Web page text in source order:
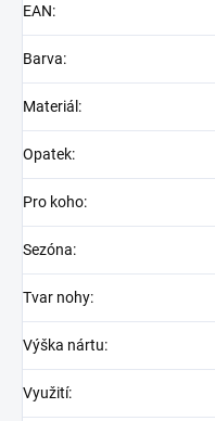
EAN:
Barva:
Materiál :
Opatek:
Pro koho:
Sezóna:
Tvar nohy:
Výška nártu:
Využití: